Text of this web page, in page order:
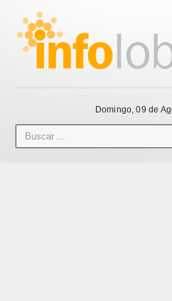
Domingo, 09 de